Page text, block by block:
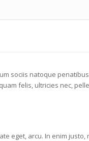
sociis natoque
felis, ultricies nec,
eget, arcu. In enim justo,